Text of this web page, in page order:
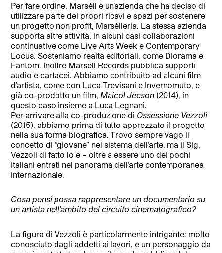
Per fare ordine. Marsèll è un’azienda che ha deciso di
utilizzare parte dei propri ricavi e spazi per sostenere
un progetto non profit, Marsèlleria. La stessa azienda
supporta altre attività, in alcuni casi collaborazioni
continuative come Live Arts Week e Contemporary
Locus. Sosteniamo realtà editoriali, come Diorama e
Fantom. Inoltre Marsèll Records pubblica supporti
audio e cartacei. Abbiamo contribuito ad alcuni film
d’artista, come con Luca Trevisani e Invernomuto, e
già co-prodotto un film, Maicol Jecson (2014), in
questo caso insieme a Luca Legnani.
Per arrivare alla co-produzione di Ossessione Vezzoli
(2015), abbiamo prima di tutto apprezzato il progetto
nella sua forma biografica. Trovo sempre vago il
concetto di “giovane” nel sistema dell’arte, ma il Sig.
Vezzoli di fatto lo è – oltre a essere uno dei pochi
italiani entrati nel panorama dell’arte contemporanea
internazionale.
Cosa pensi possa rappresentare un documentario su
un artista nell’ambito del circuito cinematografico?
La figura di Vezzoli è particolarmente intrigante: molto
conosciuto dagli addetti ai lavori, e un personaggio da